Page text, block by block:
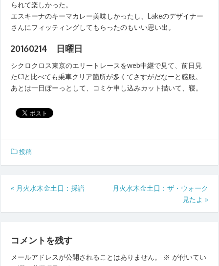
られて楽しかった。
エスキーナのキーマカレー美味しかったし、Lakeのデザイナー
さんにフィッティングしてもらったのもいい思い出。
20160214 日曜日
シクロクロス東京のエリートレースをweb中継で見て、前日見
たC1と比べても乗車クリア箇所が多くてさすがだなーと感服。
あとは一日ぼーっとして、コミケ申し込みカット描いて、寝。
投稿
投
ゲ
ー
« 月火水木金土日：採譜
月火水木金土日：ザ・ウォーク
見たよ »
コメントを残す
メールアドレスが公開されることはありません。 ※ が付いてい